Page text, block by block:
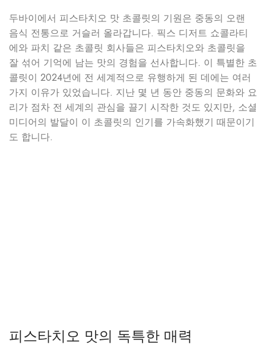
두바이에서 피스타치오 맛 초콜릿의 기원은 중동의 오랜
음식 전통으로 거슬러 올라갑니다. 픽스 디저트 쇼콜라티
에와 파치 같은 초콜릿 회사들은 피스타치오와 초콜릿을
잘 섞어 기억에 남는 맛의 경험을 선사합니다. 이 특별한 초
콜릿이 2024년에 전 세계적으로 유행하게 된 데에는 여러
가지 이유가 있었습니다. 지난 몇 년 동안 중동의 문화와 요
리가 점차 전 세계의 관심을 끌기 시작한 것도 있지만, 소셜
미디어의 발달이 이 초콜릿의 인기를 가속화했기 때문이기
도 합니다.
피스타치오 맛의 독특한 매력